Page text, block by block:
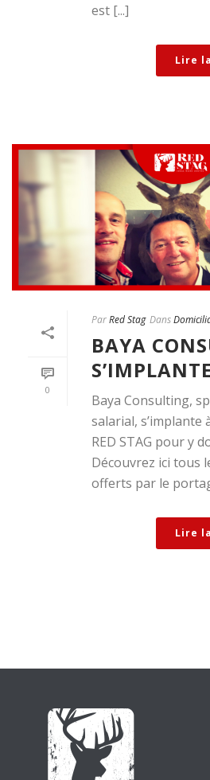
est [...]
Lire
0
ParRed Stag Dans
BAYA
Baya Consulting,
salarial, s’implante
RED STAG pour y
Découvrez ici tous
offerts par le
Lire